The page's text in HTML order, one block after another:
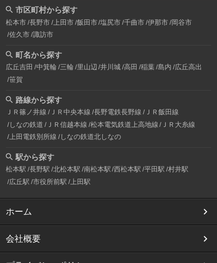
市区町村から探す
松本市 長野市 上田市 飯田市 塩尻市 千曲市 伊那市 岡谷市
佐久市 諏訪市
町名から探す
広丘吉田 中箕輪 三輪 里山辺 井川城 高田 稲葉 島内 広丘高出
笹賀
路線から探す
ＪＲ篠ノ井線 ＪＲ中央本線 長野電鉄長野線 ＪＲ飯田線
しなの鉄道 ＪＲ信越本線 松本電気鉄道上高地線
ＪＲ大糸線
上田電鉄別所線 しなの鉄道北しなの
駅から探す
松本駅 長野駅 北松本駅 南松本駅 西松本駅 平田駅 村井駅
広丘駅 市役所前駅 上田駅
ホーム
会社概要